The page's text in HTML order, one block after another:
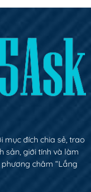
mục đích chia sẻ, trao
sản, giới tính và làm
châm “Lắng